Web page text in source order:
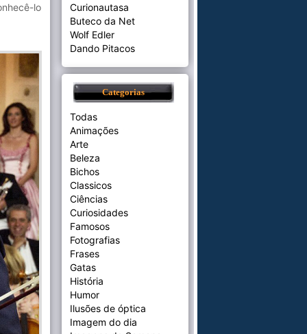
lo
Curionautasa
Buteco da Net
Wolf Edler
Dando Pitacos
Categorias
Todas
Animações
Arte
Beleza
Bichos
Classicos
Ciências
Curiosidades
Famosos
Fotografias
Frases
Gatas
História
Humor
Ilusões de óptica
Imagem do dia